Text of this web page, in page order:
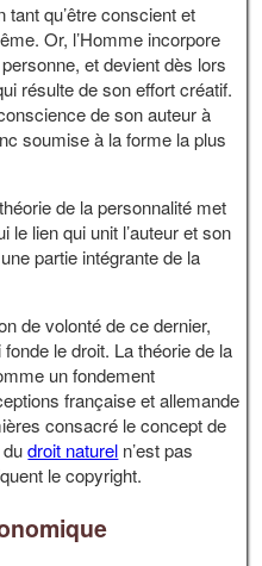
tant qu’être conscient et
Or, l’Homme incorpore
et devient dès lors
résulte de son effort créatif.
de son auteur à
soumise à la forme la plus
de la personnalité met
le lien qui unit l’auteur et son
partie intégrante de la
de volonté de ce dernier,
le droit. La théorie de la
un fondement
française et allemande
consacré le concept de
dudroit naturel n’est pas
le copyright.